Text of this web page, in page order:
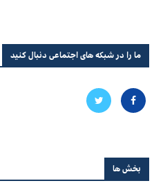
ما را در شبکه های اجتماعی دنبال کنید
بخش ها